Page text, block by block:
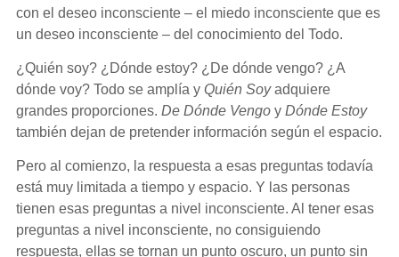
con el deseo inconsciente – el miedo inconsciente que es
un deseo inconsciente – del conocimiento del Todo.
¿Quién soy? ¿Dónde estoy? ¿De dónde vengo? ¿A
dónde voy? Todo se amplía y Quién Soyadquiere
grandes proporciones. De Dónde Vengoy Dónde Estoy
también dejan de pretender información según el espacio.
Pero al comienzo, la respuesta a esas preguntas todavía
está muy limitada a tiempo y espacio. Y las personas
tienen esas preguntas a nivel inconsciente. Al tener esas
preguntas a nivel inconsciente, no consiguiendo
respuesta, ellas se tornan un punto oscuro, un punto sin